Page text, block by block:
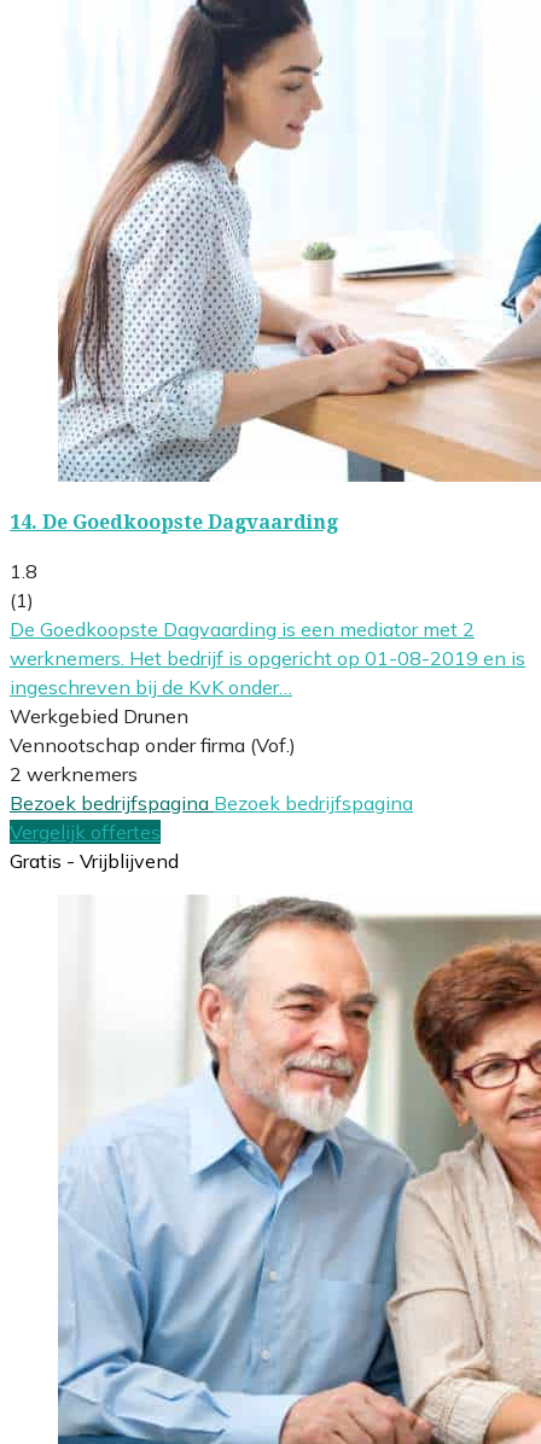
14. De Goedkoopste Dagvaarding
1.8
(1)
De Goedkoopste Dagvaarding is een mediator met 2
werknemers. Het bedrijf is opgericht op 01-08-2019 en is
ingeschreven bij de KvK onder…
Werkgebied Drunen
Vennootschap onder firma (Vof.)
2 werknemers
Bezoek bedrijfspagina Bezoek bedrijfspagina
Vergelijk offertes
Gratis - Vrijblijvend